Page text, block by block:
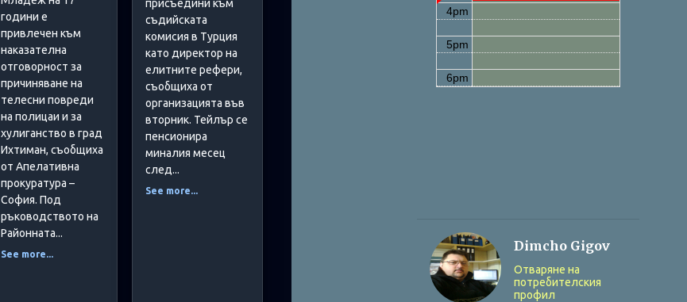
години е
привлечен към
наказателна
отговорност за
причиняване на
телесни повреди
на полицаи и за
хулиганство в град
Ихтиман, съобщиха
от Апелативна
прокуратура –
София. Под
ръководството на
Районната...
See more...
присъедини към
съдийската
комисия в Турция
като директор на
елитните рефери,
съобщиха от
организацията във
вторник. Тейлър се
пенсионира
миналия месец
след...
See more...
Dimcho Gigov
Отваряне на
потребителския
профил